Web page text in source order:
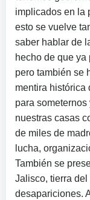
implicados en la
esto se vuelve
saber hablar de
hecho de que
pero también se
mentira histórica
para
nuestras casas
de miles de
lucha,
También se
Jalisco, tierra
desapariciones.